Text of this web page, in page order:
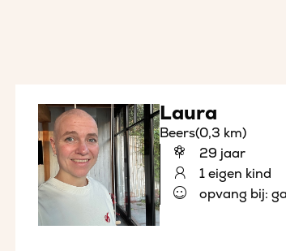
Laura
Beers(0,3 km)
29 jaar
1 eigen kind
opvang bij: